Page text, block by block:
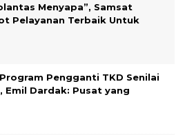
Menyapa”, Samsat
Pelayanan Terbaik Untuk
Pengganti TKD Senilai
Emil Dardak: Pusat yang